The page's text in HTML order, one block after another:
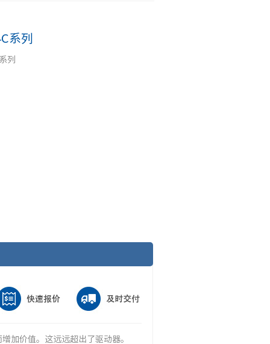
系列
列
加价值。这远远超出了驱动器。